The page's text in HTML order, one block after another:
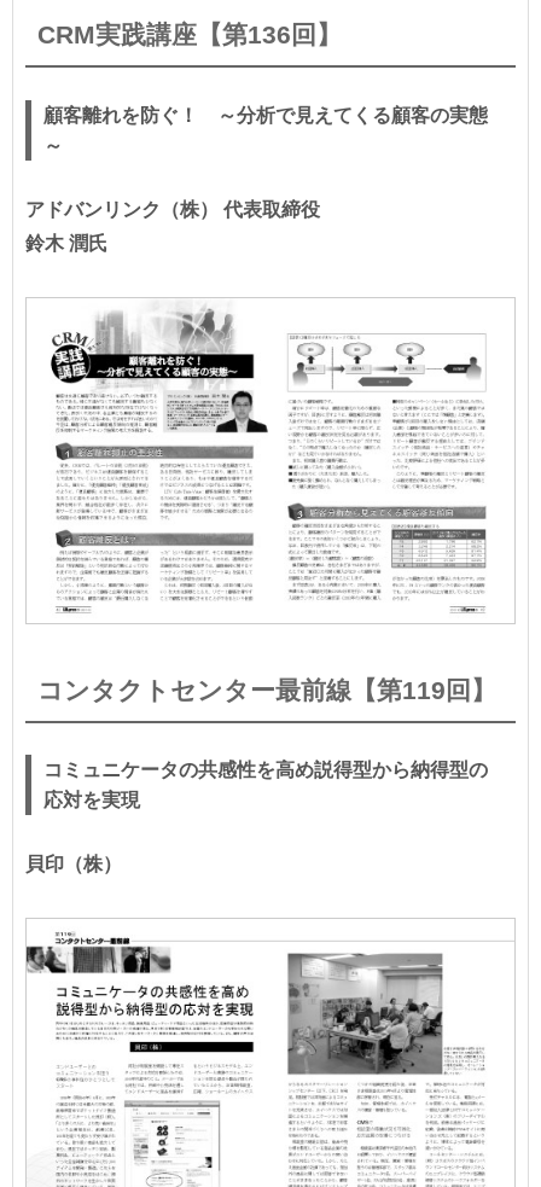
CRM実践講座【第136回】
顧客離れを防ぐ！ ～分析で見えてくる顧客の実態
～
アドバンリンク（株） 代表取締役
鈴木 潤氏
コンタクトセンター最前線【第119回】
コミュニケータの共感性を高め説得型から納得型の
応対を実現
貝印（株）